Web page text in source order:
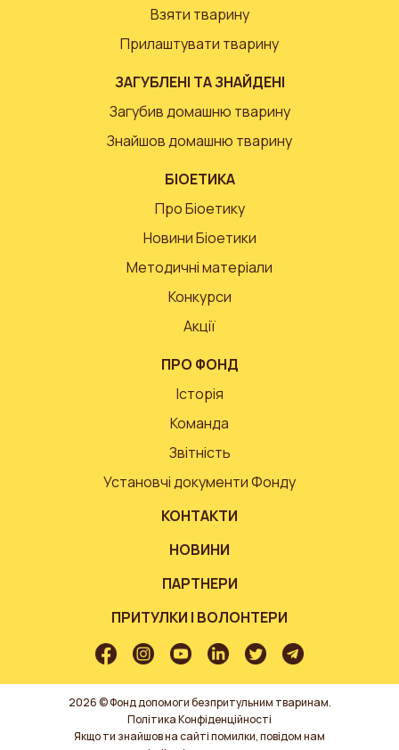
Взяти тварину
Прилаштувати тварину
ЗАГУБЛЕНІ ТА ЗНАЙДЕНІ
Загубив домашню тварину
Знайшов домашню тварину
БІОЕТИКА
Про Біоетику
Новини Біоетики
Методичні матеріали
Конкурси
Акції
ПРО ФОНД
Історія
Команда
Звітність
Установчі документи Фонду
КОНТАКТИ
НОВИНИ
ПАРТНЕРИ
ПРИТУЛКИ І ВОЛОНТЕРИ
2026 © Фонд допомоги безпритульним тваринам.
Політика Конфіденційності
Якщо ти знайшов на сайті помилки, повідом нам